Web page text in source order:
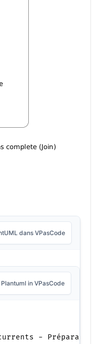
dans VPasCode
Plantuml in VPasCode
- Préparation